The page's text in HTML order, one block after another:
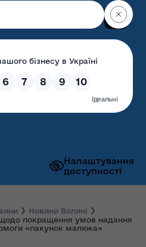
Налаштування
доступності
обласна
Новини Волині
покращення умов надання
«пакунок малюка»